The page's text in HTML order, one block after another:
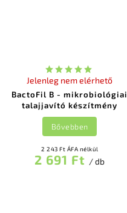
BactoFil B - mikrobiológiai
talajjavító készítmény
Jelenleg nem elérhető
2 243 Ft ÁFA nélkül
2 691 Ft / db
Bővebben